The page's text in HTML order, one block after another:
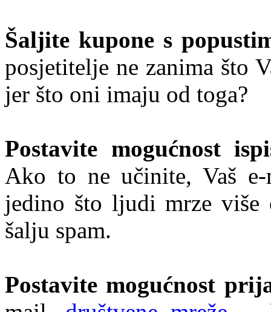
Šaljite kupone s
posjetitelje ne zanima što
jer što oni imaju od toga?
Postavite mogućnost
Ako to ne učinite, Vaš
jedino što ljudi mrze
šalju spam.
Postavite mogućnost